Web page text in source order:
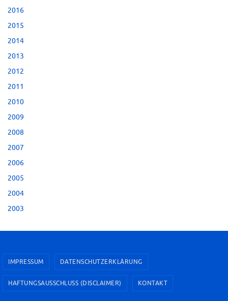
2016
2015
2014
2013
2012
2011
2010
2009
2008
2007
2006
2005
2004
2003
IMPRESSUM DATENSCHUTZERKLÄRUNG
HAFTUNGSAUSSCHLUSS (DISCLAIMER) KONTAKT